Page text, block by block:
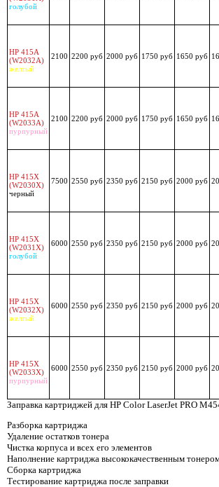
голубой
HP 415A
(W2032A)
желтый
2100 2200 руб 2000 руб 1750 руб 1650 руб
HP 415A
(W2033A)
пурпурный
2100 2200 руб 2000 руб 1750 руб 1650 руб
HP 415X
(W2030X)
черный
7500 2550 руб 2350 руб 2150 руб 2000 руб
HP 415X
(W2031X)
голубой
6000 2550 руб 2350 руб 2150 руб 2000 руб
HP 415X
(W2032X)
желтый
6000 2550 руб 2350 руб 2150 руб 2000 руб
HP 415X
(W2033X)
пурпурный
6000 2550 руб 2350 руб 2150 руб 2000 руб
Заправка картриджей для HP Color LaserJet PRO
Разборка картриджа
Удаление остатков тонера
Чистка корпуса и всех его элементов
Наполнение картриджа высококачественным
Сборка картриджа
Тестирование картриджа после заправки